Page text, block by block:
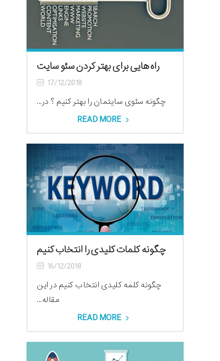
راه هایی برای بهتر کردن سئو سایت
17/12/2018
چگونه سئوی سایتمان را بهتر کنیم ؟ در...
READ MORE
چگونه کلمات کلیدی را انتخاب کنیم
16/12/2018
چگونه کلمه کلیدی انتخاب کنیم در این
مقاله...
READ MORE